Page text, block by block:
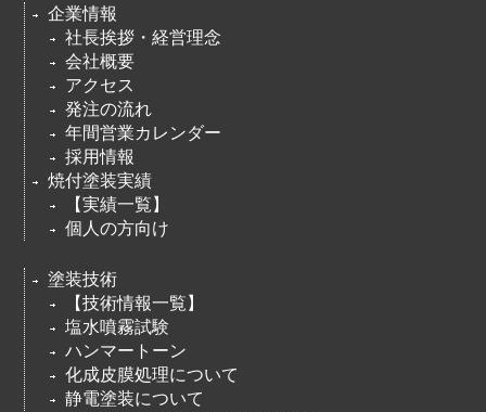
企業情報
社長挨拶・経営理念
会社概要
アクセス
発注の流れ
年間営業カレンダー
採用情報
焼付塗装実績
【実績一覧】
個人の方向け
塗装技術
【技術情報一覧】
塩水噴霧試験
ハンマートーン
化成皮膜処理について
静電塗装について